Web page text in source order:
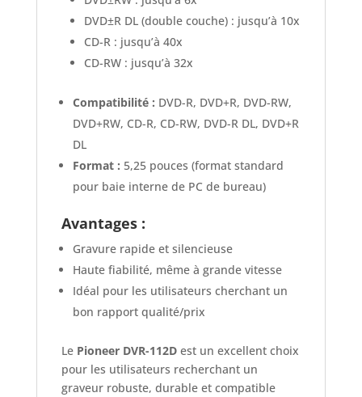
DVD±R DL (double couche) : jusqu’à 10x
CD-R : jusqu’à 40x
CD-RW : jusqu’à 32x
Compatibilité : DVD-R, DVD+R, DVD-RW,
DVD+RW, CD-R, CD-RW, DVD-R DL, DVD+R
DL
Format : 5,25 pouces (format standard
pour baie interne de PC de bureau)
Avantages :
Gravure rapide et silencieuse
Haute fiabilité, même à grande vitesse
Idéal pour les utilisateurs cherchant un
bon rapport qualité/prix
Le Pioneer DVR-112Dest un excellent choix
pour les utilisateurs recherchant un
graveur robuste, durable et compatible